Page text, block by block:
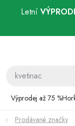
Letní
Výprodej až 75 %
Bazénová
Zahrada
Prodávané značky